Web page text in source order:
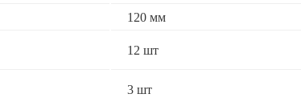
120 мм
12 шт
3 шт